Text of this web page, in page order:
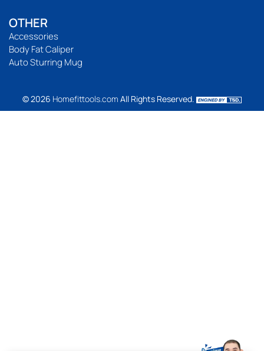
OTHER
Accessories
Body Fat Caliper
Auto Sturring Mug
© 2026 Homefittools.com All Rights Reserved.